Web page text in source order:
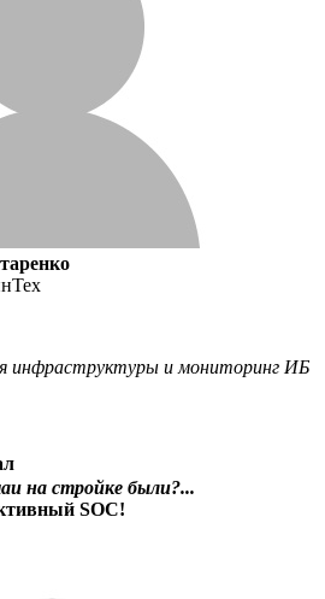
инфраструктуры и мониторинг ИБ
на стройке были?...
SOC!